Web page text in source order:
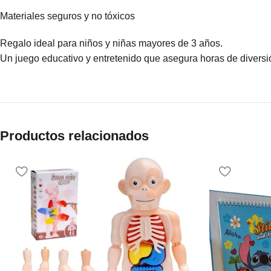
Materiales seguros y no tóxicos
Regalo ideal para niños y niñas mayores de 3 años.
Un juego educativo y entretenido que asegura horas de
Productos relacionados